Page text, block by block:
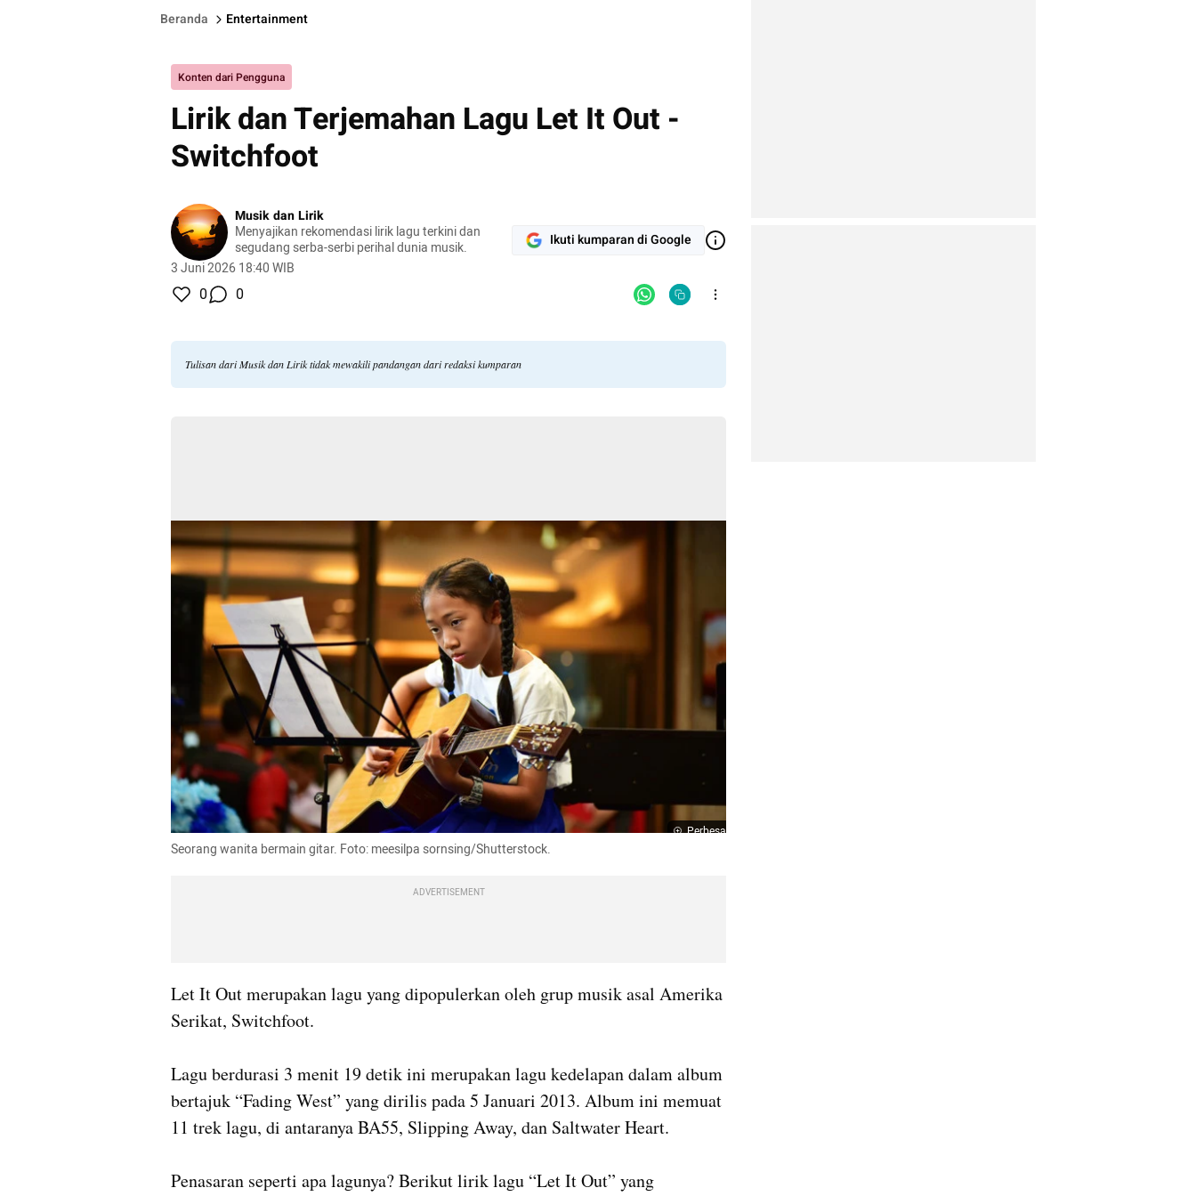
Beranda Entertainment
Konten dari Pengguna
Lirik dan Terjemahan Lagu Let It Out -
Switchfoot
Musik dan Lirik
Menyajikan rekomendasi lirik lagu terkini dan
segudang serba-serbi perihal dunia musik.
3 Juni 2026 18:40 WIB
Ikuti kumparan di Google
0 0
Tulisan dari Musik dan Lirik tidak mewakili pandangan dari redaksi kumparan
Perbesar
Seorang wanita bermain gitar. Foto: meesilpa sornsing/Shutterstock.
ADVERTISEMENT
Let It Out merupakan lagu yang dipopulerkan oleh grup musik asal Amerika
Serikat, Switchfoot.
Lagu berdurasi 3 menit 19 detik ini merupakan lagu kedelapan dalam album
bertajuk “Fading West” yang dirilis pada 5 Januari 2013. Album ini memuat
11 trek lagu, di antaranya BA55, Slipping Away, dan Saltwater Heart.
Penasaran seperti apa lagunya? Berikut lirik lagu “Let It Out” yang